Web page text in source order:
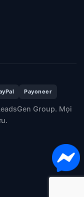
Payoneer
Group. Mọi